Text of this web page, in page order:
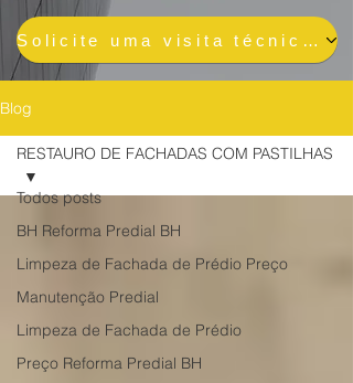
Solicite uma visita técnica gratuita e sem compromisso
Blog
Todos posts
BH Reforma Predial BH
Limpeza de Fachada de Prédio Preço
Manutenção Predial
Limpeza de Fachada de Prédio
Preço Reforma Predial BH
RESTAURO DE FACHADAS COM PASTILHAS